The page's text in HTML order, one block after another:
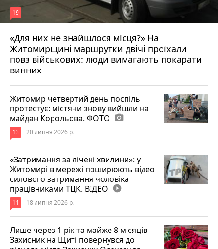
«Для них не знайшлося місця?» На
Житомирщині маршрутки двічі проїхали
повз військових: люди вимагають покарати
винних
19
17 липня 2026 р.
Житомир четвертий день поспіль
протестує: містяни знову вийшли на
майдан Корольова. ФОТО photo_camera
13 20 липня 2026 р.
«Затримання за лічені хвилини»: у
Житомирі в мережі поширюють відео
силового затримання чоловіка
працівниками ТЦК. ВІДЕО play_circle_filled
11 18 липня 2026 р.
Лише через 1 рік та майже 8 місяців
Захисник на Щиті повернувся до